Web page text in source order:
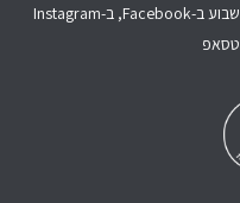
ופתוחה בהתאם לשעות שמתעדכנות מידי שבוע ב-Facebook, ב-Instagram